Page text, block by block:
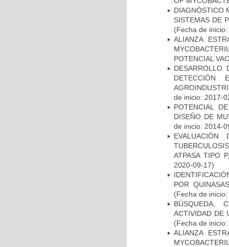
DIAGNÓSTICO
SISTEMAS DE
(Fecha de
ALIANZA
POTENCIAL
DESARROLLO
DETECCIÓN
de inicio: 2017-
POTENCIAL
DISEÑO DE
de inicio: 2014-
ATPASA TIPO
2020-09-17)
POR
(Fecha de
BÚSQUEDA,
ACTIVIDAD DE
(Fecha de
ALIANZA